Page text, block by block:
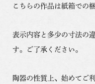
こちらの作品は紙箱での
表示内容と多少の寸法の
す。ご了承ください。
陶器の性質上、始めてご